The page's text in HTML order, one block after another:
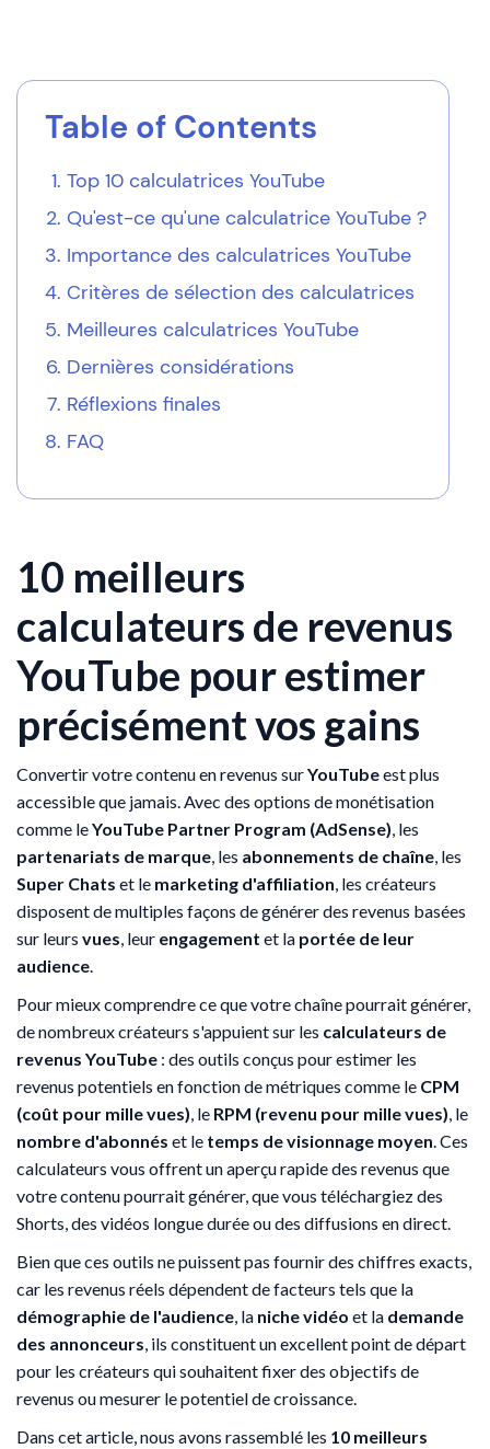
Table of Contents
Top 10 calculatrices YouTube
Qu'est-ce qu'une calculatrice YouTube ?
Importance des calculatrices YouTube
Critères de sélection des calculatrices
Meilleures calculatrices YouTube
Dernières considérations
Réflexions finales
FAQ
10 meilleurs
calculateurs de revenus
YouTube pour estimer
précisément vos gains
Convertir votre contenu en revenus surYouTubeest plus
accessible que jamais. Avec des options de monétisation
comme leYouTube Partner Program (AdSense), les
partenariats de marque, les abonnements de chaîne, les
Super Chats et le marketing d'affiliation, les créateurs
disposent de multiples façons de générer des revenus basées
sur leurs vues, leur engagement et la portée de leur
audience.
Pour mieux comprendre ce que votre chaîne pourrait générer,
de nombreux créateurs s'appuient sur les calculateurs de
revenus YouTube : des outils conçus pour estimer les
revenus potentiels en fonction de métriques comme le CPM
(coût pour mille vues), le RPM (revenu pour mille vues), le
nombre d'abonnés et le temps de visionnage moyen. Ces
calculateurs vous offrent un aperçu rapide des revenus que
votre contenu pourrait générer, que vous téléchargiez des
Shorts, des vidéos longue durée ou des diffusions en direct.
Bien que ces outils ne puissent pas fournir des chiffres exacts,
car les revenus réels dépendent de facteurs tels que la
démographie de l'audience, la niche vidéo et la demande
des annonceurs, ils constituent un excellent point de départ
pour les créateurs qui souhaitent fixer des objectifs de
revenus ou mesurer le potentiel de croissance.
Dans cet article, nous avons rassemblé les 10 meilleurs